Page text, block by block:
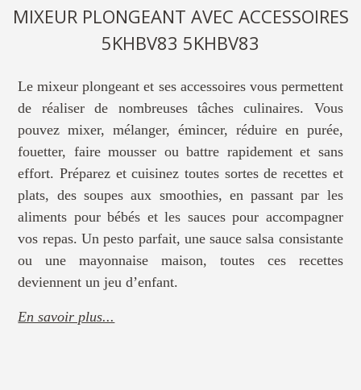
MIXEUR PLONGEANT AVEC ACCESSOIRES
5KHBV83 5KHBV83
Le mixeur plongeant et ses accessoires vous permettent
de réaliser de nombreuses tâches culinaires. Vous
pouvez mixer, mélanger, émincer, réduire en purée,
fouetter, faire mousser ou battre rapidement et sans
effort. Préparez et cuisinez toutes sortes de recettes et
plats, des soupes aux smoothies, en passant par les
aliments pour bébés et les sauces pour accompagner
vos repas. Un pesto parfait, une sauce salsa consistante
ou une mayonnaise maison, toutes ces recettes
deviennent un jeu d’enfant.
En savoir plus...